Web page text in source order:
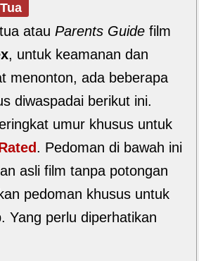
atau Parents Guide film
, untuk keamanan dan
menonton, ada beberapa
diwaspadai berikut ini.
umur khusus untuk
. Pedoman di bawah ini
asli film tanpa potongan
pedoman khusus untuk
Yang perlu diperhatikan